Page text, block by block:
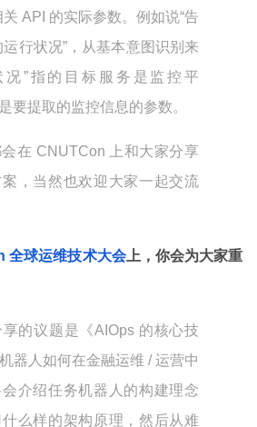
API 的实际参数。例如说“告
行状况”，从基本意图识别来
况”指的目标服务是监控平
要提取的监控信息的参数。
在 CNUTCon 上和大家分享
，当然也欢迎大家一起交流
全球运维技术大会上，你会为大家重
的议题是《AIOps 的核心技
器人如何在金融运维 / 运营中
介绍任务机器人的构建理念
么样的架构原理，然后从难